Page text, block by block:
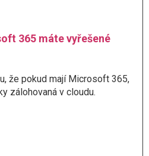
365 máte vyřešené
že pokud mají Microsoft 365,
zálohovaná v cloudu.